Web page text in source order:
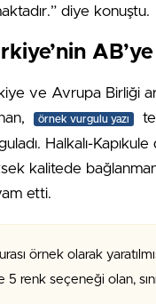
diye konuştu.
ve Avrupa Birliği
örnek vurgulu yazı
Halkalı-
kalitede
etti.
örnek olarak
5 renk seçeneği olan,